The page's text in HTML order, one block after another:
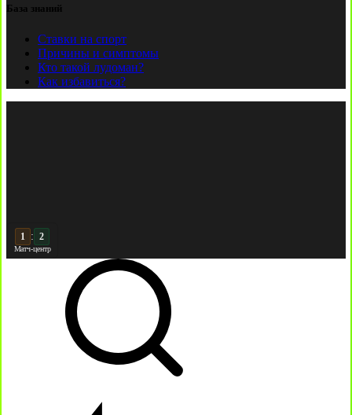
База знаний
Ставки на спорт
Причины и симптомы
Кто такой лудоман?
Как избавиться?
2 : 2
Матч-центр